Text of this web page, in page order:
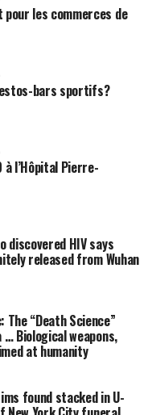
demande au
à faire les
Américains pour
se referme.
nouvel ALENA pour
a réitéré vendredi
et
canadienne
La croissance
2019 et ça pourrait
tensions
la scène
accord entre la
toutefois un signal
année.
pour les commerces de
bars sportifs?
à l’Hôpital Pierre-
discovered HIV says
released from Wuhan
“Death Science”
Biological weapons,
at humanity
found stacked in U-